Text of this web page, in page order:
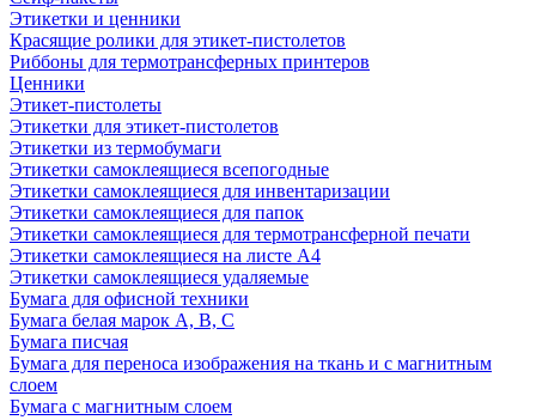
Этикетки и ценники
Красящие ролики для этикет-пистолетов
Риббоны для термотрансферных принтеров
Ценники
Этикет-пистолеты
Этикетки для этикет-пистолетов
Этикетки из термобумаги
Этикетки самоклеящиеся всепогодные
Этикетки самоклеящиеся для инвентаризации
Этикетки самоклеящиеся для папок
Этикетки самоклеящиеся для термотрансферной печати
Этикетки самоклеящиеся на листе А4
Этикетки самоклеящиеся удаляемые
Бумага для офисной техники
Бумага белая марок А, В, С
Бумага писчая
Бумага для переноса изображения на ткань и с магнитным
слоем
Бумага с магнитным слоем